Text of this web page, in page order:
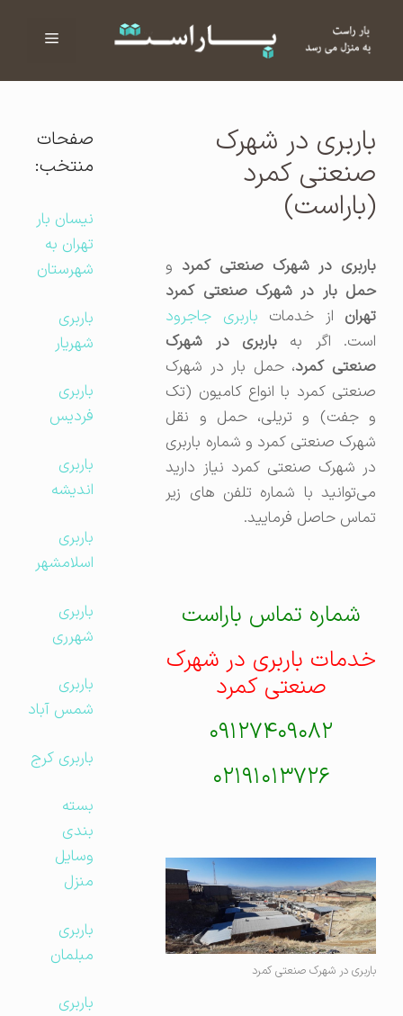
فهرست
باربری در شهرک
صنعتی کمرد
(باراست)
باربری در شهرک صنعتی کمردو
حمل بار در شهرک صنعتی کمرد
تهراناز خدماتباربری جاجرود
است. اگر به
باربری در شهرک
صنعتی کمرد، حمل بار در شهرک
صنعتی کمرد با انواع کامیون (تک
و جفت) و تریلی، حمل و نقل
شهرک صنعتی کمرد و شماره باربری
در شهرک صنعتی کمرد نیاز دارید
می‌توانید با شماره تلفن های زیر
تماس حاصل فرمایید.
شماره تماس باراست
خدمات باربری در شهرک
صنعتی کمرد
۰۹۱۲۷۴۰۹۰۸۲
۰۲۱۹۱۰۱۳۷۲۶
باربری در شهرک صنعتی کمرد
صفحات
منتخب:
نیسان بار
تهران به
شهرستان
باربری
شهریار
باربری
فردیس
باربری
اندیشه
باربری
اسلامشهر
باربری
شهرری
باربری
شمس آباد
باربری کرج
بسته
بندی
وسایل
منزل
باربری
مبلمان
باربری